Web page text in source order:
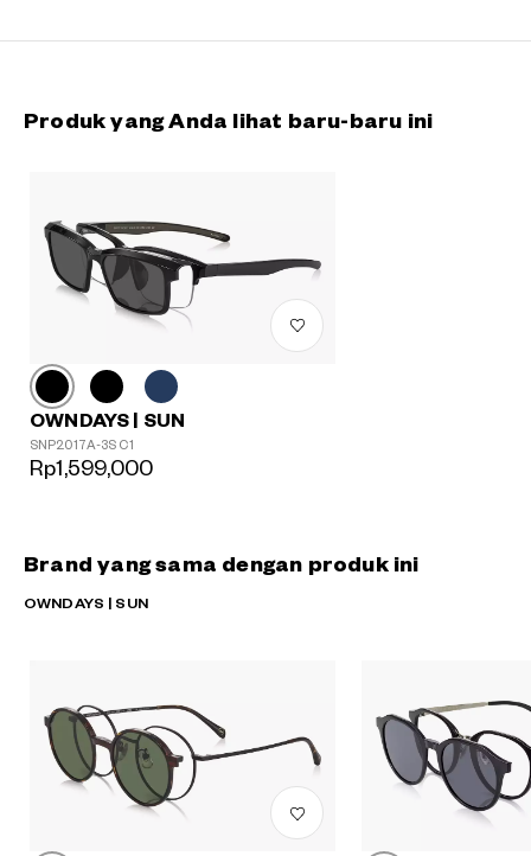
Produk yang Anda lihat baru-baru ini
OWNDAYS | SUN
SNP2017A-3S C1
Rp1,599,000
Brand yang sama dengan produk ini
OWNDAYS | SUN